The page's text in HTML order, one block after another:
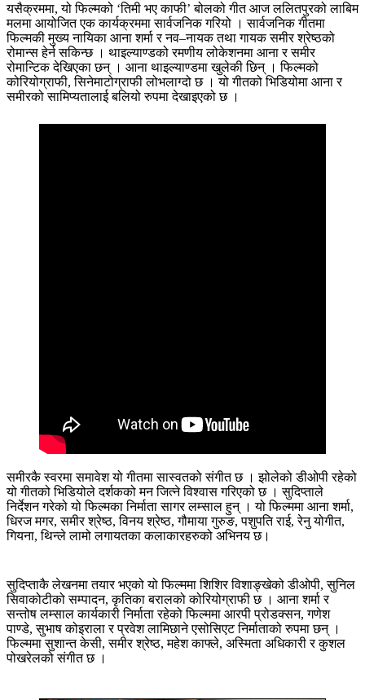
यसैक्रममा, यो फिल्मको ‘तिमी भए काफी’ बोलको गीत आज ललितपुरको लाबिम
मलमा आयोजित एक कार्यक्रममा सार्वजनिक गरियो । सार्वजनिक गीतमा
फिल्मकी मुख्य नायिका आना शर्मा र नव–नायक तथा गायक समीर श्रेष्ठको
रोमान्स हेर्न सकिन्छ । थाइल्याण्डको रमणीय लोकेशनमा आना र समीर
रोमान्टिक देखिएका छन् । आना थाइल्याण्डमा खुलेकी छिन् । फिल्मको
कोरियोग्राफी, सिनेमाटोग्राफी लोभलाग्दो छ । यो गीतको भिडियोमा आना र
समीरको सामिप्यतालाई बलियो रुपमा देखाइएको छ ।
समीरकै स्वरमा समावेश यो गीतमा सास्वतको संगीत छ । झोलेको डीओपी रहेको
यो गीतको भिडियोले दर्शकको मन जित्ने विश्वास गरिएको छ । सुदिप्ताले
निर्देशन गरेको यो फिल्मका निर्माता सागर लम्साल हुन् । यो फिल्ममा आना शर्मा,
धिरज मगर, समीर श्रेष्ठ, विनय श्रेष्ठ, गौमाया गुरुङ, पशुपति राई, रेनु योगीत,
गियना, थिन्ले लामो लगायतका कलाकारहरुको अभिनय छ।
सुदिप्ताकै लेखनमा तयार भएको यो फिल्ममा शिशिर विशाङ्खेको डीओपी, सुनिल
सिवाकोटीको सम्पादन, कृतिका बरालको कोरियोग्राफी छ । आना शर्मा र
सन्तोष लम्साल कार्यकारी निर्माता रहेको फिल्ममा आरपी प्रोडक्सन, गणेश
पाण्डे, सुभाष कोइराला र प्रवेश लामिछाने एसोसिएट निर्माताको रुपमा छन् ।
फिल्ममा सुशान्त केसी, समीर श्रेष्ठ, महेश काफ्ले, अस्मिता अधिकारी र कुशल
पोखरेलको संगीत छ ।